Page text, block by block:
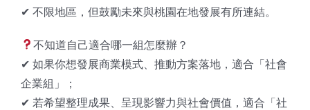
✔ 不限地區，但鼓勵未來與桃園在地發展有所連結。
不知道自己適合哪一組怎麼辦？
✔ 如果你想發展商業模式、推動方案落地，適合「社會
企業組」；
✔ 若希望整理成果、呈現影響力與社會價值，適合「社